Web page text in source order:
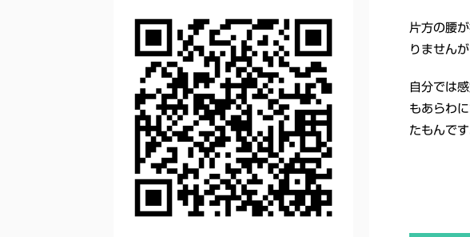
片方の腰
りません
自分では
もあらわ
たもんです